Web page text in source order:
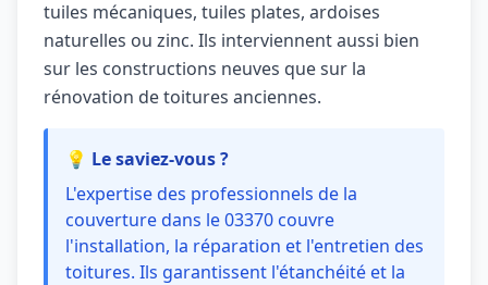
tuiles mécaniques, tuiles plates, ardoises
naturelles ou zinc. Ils interviennent aussi bien
sur les constructions neuves que sur la
rénovation de toitures anciennes.
💡 Le saviez-vous ?
L'expertise des professionnels de la
couverture dans le 03370 couvre
l'installation, la réparation et l'entretien des
toitures. Ils garantissent l'étanchéité et la